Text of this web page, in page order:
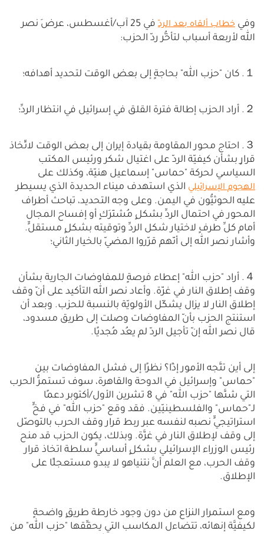
وفي خطاب ألقاه بعد الردّ
في 25 آب/أغسطس، عرضَ نصر
الله لأربعة أسباب لتأخُّر ردّ الحزب:
１. كان "حزب الله" بحاجةٍ إلى بعض الوقت لتحديد أهدافه؛
２. أراد الحزب إطالة فترة القلق في إسرائيل في انتظار الردِّ؛
３. احتاج محور المقاومة بقيادة إيران إلى بعض الوقت لاتِّخاذ
قرارٍ بشأن كيفيّة الردّ على اغتيال شكر ورئيس المكتب
السياسي لحركة "حماس" إسماعيل هنيّة، وكذلك على
الهجوم الإسرائيلي الذي استهدف ميناء الحديدة الذي يسيطر
عليه الحوثيُّون في اليمن. وعلى وجه التحديد، تباحث أطراف
المحور في احتمال الردِّ بشكلٍ مُشتَرَكٍ أو إفساح المجال
أمام كلِّ طرفٍ لاختيار شكل الردِّ وتوقيته بشكلٍ مستقلٍّ.
وأشار نصر الله إلى أنّهم قرّروا المضيّ بالخيار الثاني؛
４. أراد "حزب الله" إعطاء فرصةٍ للمفاوضات الجارية بشأن
وقف إطلاق النار في غزّة. وأعاد نصر الله التأكيد على أنّ وقف
إطلاق النار لا يزال يشكّل الأولويّة بالنسبة للحزب. وبعد أن
استنتج الحزب بأنّ المفاوضات وصلت إلى طريق مسدود،
قال نصر الله إنّ تأجيل الردّ لم يعُد مُجديًا.
إلى أين تتَّجه الأمور إذًا؟ نظرًا إلى فشل المفاوضات بين
"حماس" وإسرائيل في الدوحة والقاهرة، سوف تستمرُّ الحرب
التي شنَّها "حزب الله" في 8 تشرين الأول/أكتوبر دعمًا
لـ"حماس" والفلسطينيّين. فقد وقع "حزب الله" في فخٍّ
استراتيجيٍّ نصبه لنفسه عبر ربط قرار وقف الحرب بالتوصّل
إلى وقف لإطلاق النار في غزَّة. وبذلك، يكون الحزب قد منح
رئيس الوزراء الإسرائيلي بشكلٍ أساسيٍّ سلطة اتخاذ قرار
وقف الحرب، مع العلم أنَّ نتنياهو لا يبدو مستعجلًا على
الإطلاق.
ومع استمرار النزاع من دون وجود خارطة طريقٍ واضحةٍ
لكيفيَّة إنهائه، تتضاءل المكاسب التي يحقِّقها "حزب الله" من